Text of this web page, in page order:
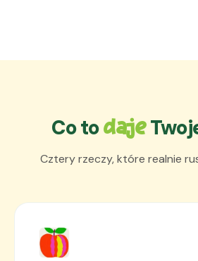
Co todaje
Cztery rzeczy, które realnie